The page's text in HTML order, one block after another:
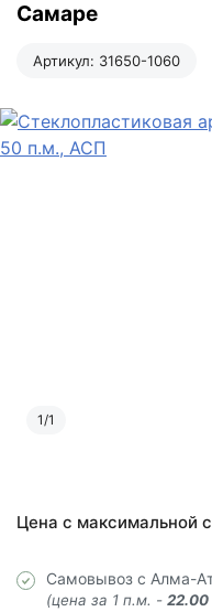
Самаре
Артикул: 31650-1060
1/1
Цена с максимальной
Самовывоз с Алма-
(цена за 1 п.м. - 22.00